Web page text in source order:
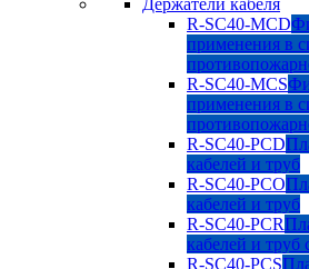
Держатели кабеля
R-SC40-MCD
применения в
R-SC40-MCS
применения в
R-SC40-PCD
кабелей и труб
R-SC40-PCO
кабелей и труб
R-SC40-PCR
кабелей и труб
R-SC40-PCS